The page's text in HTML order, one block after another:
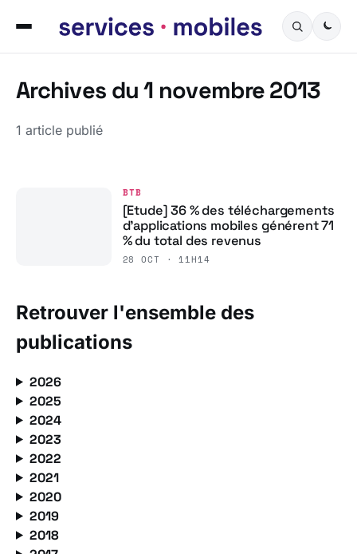
Archives du 1 novembre 2013
1 article publié
BTB
[Etude] 36 % des téléchargements
d’applications mobiles générent 71
% du total des revenus
28 OCT · 11H14
Retrouver l'ensemble des
publications
2026
2025
2024
2023
2022
2021
2020
2019
2018